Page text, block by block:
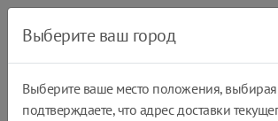
Выберите ваш город
Выберите ваше место положения, выбирая
подтверждаете, что адрес доставки